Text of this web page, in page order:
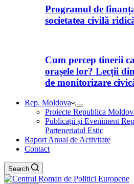
Programul de
societatea civilă
Cum percep tinerii
orașele lor? Lecții
de monitorizare
Rep. Moldova
Proiecte Republica
Publicații și Eveniment
Parteneriatul Estic
Raport Anual de Activitate
Contact
Search